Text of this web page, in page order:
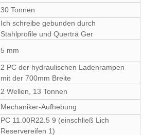
30 Tonnen
Ich schreibe gebunden durch
Stahlprofile und Querträ Ger
5 mm
2 PC der hydraulischen Ladenrampen
mit der 700mm Breite
2 Wellen, 13 Tonnen
Mechaniker-Aufhebung
PC 11.00R22.5 9 (einschließ Lich
Reservereifen 1)